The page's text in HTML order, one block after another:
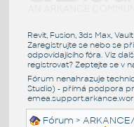
Revit, Fusion, 3ds Max,
Zaregistrujte se nebo se
odpovídajícího fóra. Viz
registrovat? Zeptejte se v
Fórum nenahrazuje
Studio) - přímá podpora
Fórum >